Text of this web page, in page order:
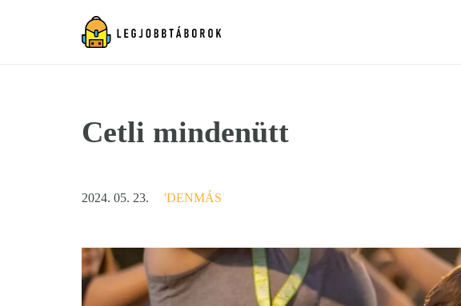
Cetli mindenütt
2024. 05. 23. 'DENMÁS